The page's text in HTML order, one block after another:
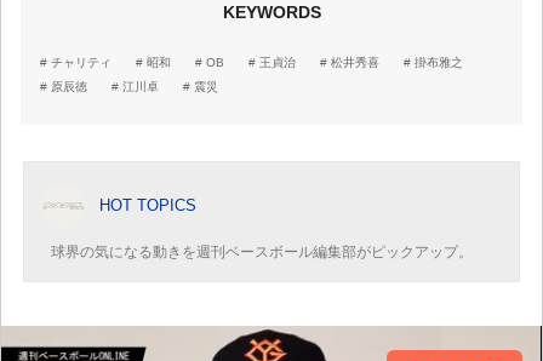
KEYWORDS
チャリティ 昭和 OB 王貞治 松井秀喜
掛布雅之
原辰徳
江川卓 震災
HOT TOPICS
球界の気になる動きを週刊ベースボール編集部がピックアップ。